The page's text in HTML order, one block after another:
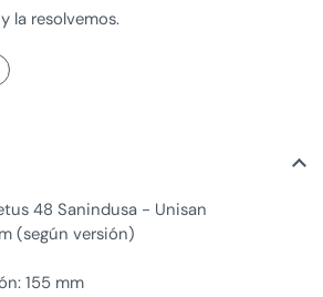
la resolvemos.
48 Sanindusa - Unisan
(según versión)
155 mm